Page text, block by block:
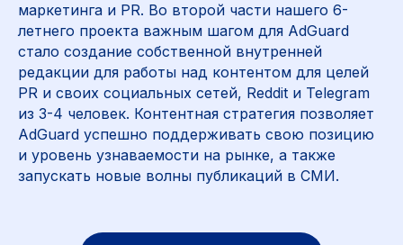
маркетинга и PR. Во второй части нашего 6-
летнего проекта важным шагом для AdGuard
стало создание собственной внутренней
редакции для работы над контентом для целей
PR и своих социальных сетей, Reddit и Telegram
из 3-4 человек. Контентная стратегия позволяет
AdGuard успешно поддерживать свою позицию
и уровень узнаваемости на рынке, а также
запускать новые волны публикаций в СМИ.